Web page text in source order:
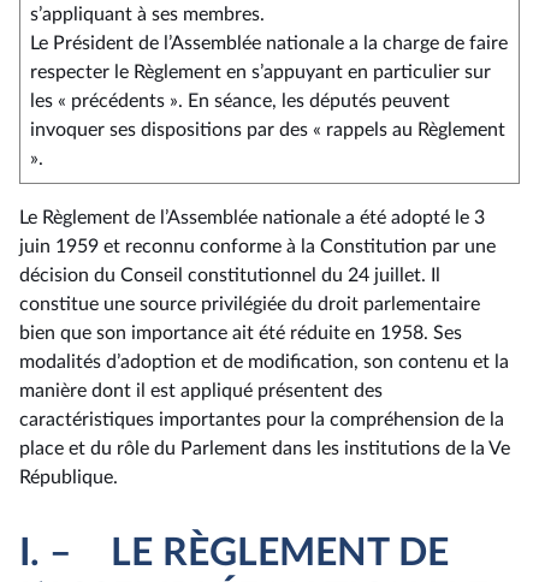
s’appliquant à ses membres.
Le Président de l’Assemblée nationale a la charge de faire
respecter le Règlement en s’appuyant en particulier sur
les « précédents ». En séance, les députés peuvent
invoquer ses dispositions par des « rappels au Règlement
».
Le Règlement de l’Assemblée nationale a été adopté le 3
juin 1959 et reconnu conforme à la Constitution par une
décision du Conseil constitutionnel du 24 juillet. Il
constitue une source privilégiée du droit parlementaire
bien que son importance ait été réduite en 1958. Ses
modalités d’adoption et de modification, son contenu et la
manière dont il est appliqué présentent des
caractéristiques importantes pour la compréhension de la
place et du rôle du Parlement dans les institutions de la Ve
République.
I. – LE RÈGLEMENT DE